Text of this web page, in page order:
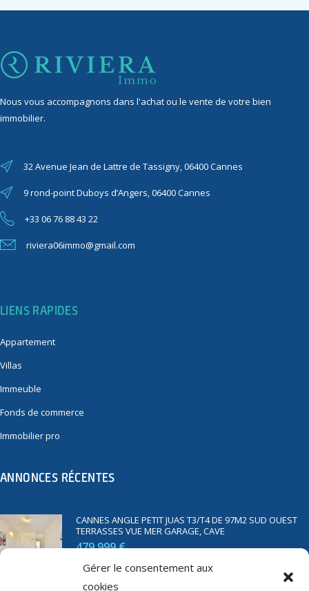
Gérer le consentement aux
cookies
Nous vous accompagnons dans l'achat ou le vente de votre bien
immobilier.
32 Avenue Jean de Lattre de Tassigny, 06400 Cannes
9 rond-point Duboys d’Angers, 06400 Cannes
+33 06 76 88 43 22
riviera06immo@gmail.com
LIENS RAPIDES
Appartement
Villas
Immeuble
Fonds de commerce
Immobilier pro
ANNONCES RÉCENTES
CANNES ANGLE PETIT JUAS T3/T4 DE 97M2 SUD OUEST
TERRASSES VUE MER GARAGE, CAVE
479 999 €